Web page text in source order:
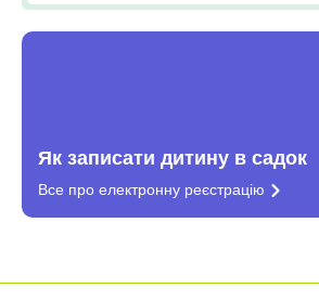
Як записати дитину в садок
Все про електронну реєстрацію